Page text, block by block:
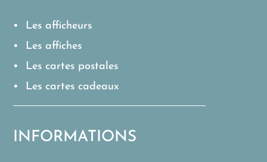
• Les afficheurs
• Les affiches
• Les cartes postales
• Les cartes cadeaux
INFORMATIONS